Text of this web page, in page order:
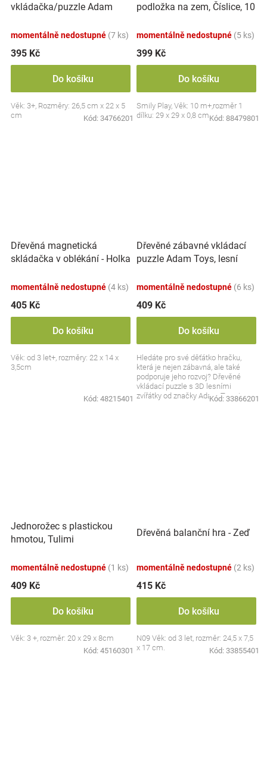
vkládačka/puzzle Adam
momentálně nedostupné (7 ks)
395 Kč
Do košíku
Věk: 3+, Rozměry: 26,5 cm x 22 x 5
cm
Kód: 34766201
podložka na zem, Číslice, 10
momentálně nedostupné (5 ks)
399 Kč
Do košíku
Smily Play, Věk: 10 m+,rozměr 1
dílku: 29 x 29 x 0,8 cmKód: 88479801
Dřevěná magnetická
skládačka v oblékání - Holka
momentálně nedostupné (4 ks)
405 Kč
Do košíku
Věk: od 3 let+, rozměry: 22 x 14 x
3,5cm
Kód: 48215401
Dřevěné zábavné vkládací
puzzle Adam Toys, lesní
momentálně nedostupné (6 ks)
409 Kč
Do košíku
Hledáte pro své děťátko hračku,
která je nejen zábavná, ale také
podporuje jeho rozvoj? Dřevěné
vkládací puzzle s 3D lesními
zvířátky od značky Adam Toys je
Kód: 33866201
Jednorožec s plastickou
hmotou, Tulimi
momentálně nedostupné (1 ks)
409 Kč
Do košíku
Věk: 3 +, rozměr: 20 x 29 x 8cm
Kód: 45160301
Dřevěná balanční hra - Zeď
momentálně nedostupné (2 ks)
415 Kč
Do košíku
N09 Věk: od 3 let, rozměr: 24,5 x 7,5
x 17 cm.
Kód: 33855401